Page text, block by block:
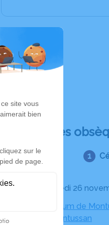
Déroulé des
Le mercredi 26
Crématorium de
33450 Montussan